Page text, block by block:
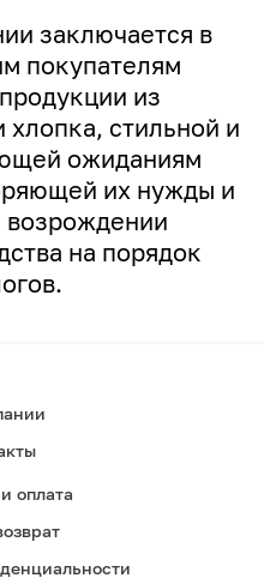
заключается в
покупателям
из
хлопка, стильной и
ожиданиям
их нужды и
возрождении
на порядок
оплата